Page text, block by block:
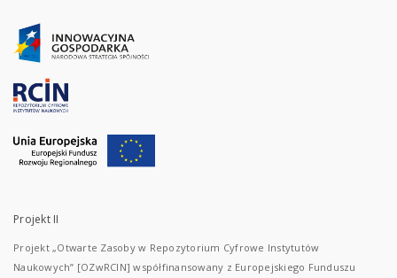
Projekt II
Projekt „Otwarte Zasoby w Repozytorium Cyfrowe Instytutów
Naukowych” [OZwRCIN] współfinansowany z Europejskiego Funduszu